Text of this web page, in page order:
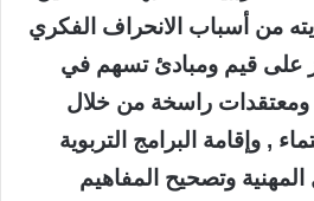
من أسباب الانحراف الفكري
على قيم ومبادئ تسهم في
راسخة من خلال
, وإقامة البرامج التربوية
المهنية وتصحيح المفاهيم